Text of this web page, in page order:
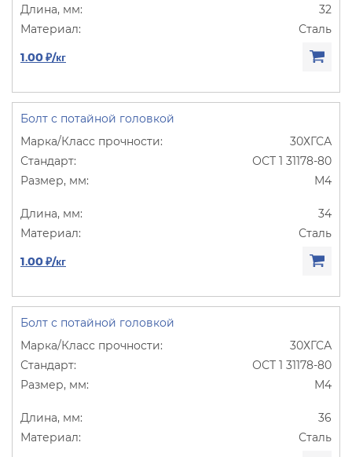
32
Сталь
1.00 ₽/кг
Болт с потайной головкой
30ХГСА
ОСТ 1 31178-80
М4
34
Сталь
1.00 ₽/кг
Болт с потайной головкой
30ХГСА
ОСТ 1 31178-80
М4
36
Сталь